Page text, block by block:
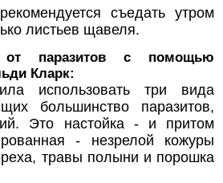
съедать утром
листьев щавеля.
от паразитов с помощью
Кларк:
использовать три вида
большинство паразитов,
Это настойка - и притом
- незрелой кожуры
травы полыни и порошка